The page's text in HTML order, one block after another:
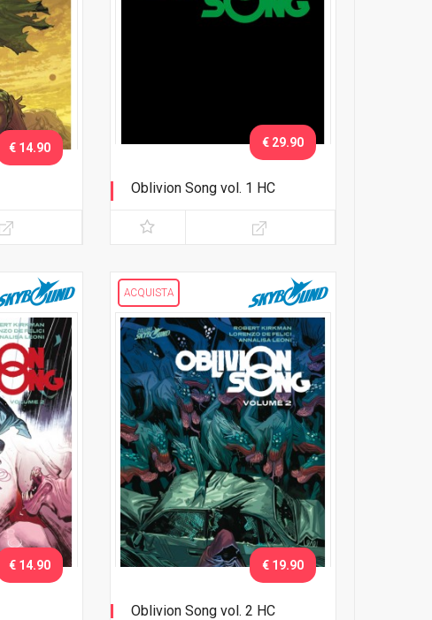
€ 14.90
Oblivion Song vol. 1 HC
€ 29.90
€ 14.90
ACQUISTA
Oblivion Song vol. 2 HC
€ 19.90